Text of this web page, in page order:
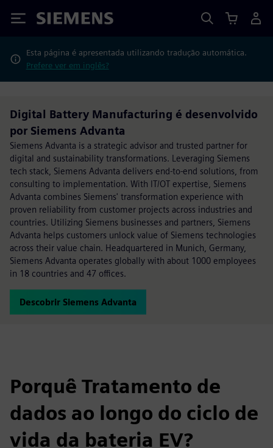
Siemens
Esta página é apresentada utilizando tradução automática.
Prefere ver em inglês?
Digital Battery Manufacturing é desenvolvido
por Siemens Advanta
Siemens Advanta is a strategic advisor and trusted partner for
digital and sustainability transformations. Leveraging Siemens
tech stack, Siemens Advanta delivers end-to-end solutions, from
consulting to implementation. With IT/OT expertise, Siemens
Advanta combines Siemens' transformation experience with
proven reliability from customer projects across industries and
countries. Utilizing Siemens businesses and partners, Siemens
Advanta helps customers unlock value of Siemens technologies
across their value chain. Headquartered in Munich, Germany,
Siemens Advanta operates globally with about 1000 employees
in 18 countries and 47 offices.
Descobrir Siemens Advanta
Porquê Tratamento de
dados ao longo do ciclo de
vida da bateria EV?